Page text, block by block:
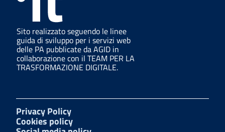
Sito realizzato seguendo le linee
guida di sviluppo per i servizi web
delle PA pubblicate da AGID in
collaborazione con il TEAM PER LA
TRASFORMAZIONE DIGITALE.
Privacy Policy
Cookies policy